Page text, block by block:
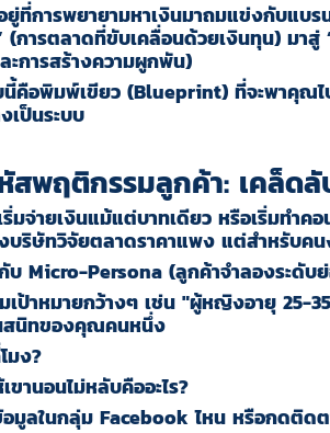
ยู่ที่การพยายามหาเงินมาถมแข่งกับแ
(การตลาดที่ขับเคลื่อนด้วยเงินทุน) มาสู่
ะการสร้างความผูกพัน)
คือพิมพ์เขียว (Blueprint) ที่จะพาคุณ
เป็นระบบ
สพฤติกรรมลูกค้า: เคล็ดลั
มจ่ายเงินแม้แต่บาทเดียว หรือเริ่มทำ
บริษัทวิจัยตลาดราคาแพง แต่สำหรับค
บ Micro-Persona (ลูกค้าจำลองระดับ
เป้าหมายกว้างๆ เช่น "ผู้หญิงอายุ 25-
สนิทของคุณคนหนึ่ง
มง?
ขานอนไม่หลับคืออะไร?
อมูลในกลุ่ม Facebook ไหน หรือกดติด